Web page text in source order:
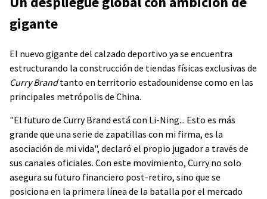
gigante
El nuevo gigante del calzado deportivo ya se encuentra
estructurando la construcción de tiendas físicas exclusivas de
Curry Brandtanto en territorio estadounidense como en las
principales metrópolis de China.
"El futuro de Curry Brand está con Li-Ning... Esto es más
grande que una serie de zapatillas con mi firma, es la
asociación de mi vida", declaró el propio jugador a través de
sus canales oficiales. Con este movimiento, Curry no solo
asegura su futuro financiero post-retiro, sino que se
posiciona en la primera línea de la batalla por el mercado